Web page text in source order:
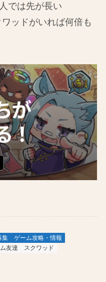
では先が長い
ッドがいれば何倍も
集
ゲーム攻略・情報
友達
スクワッド